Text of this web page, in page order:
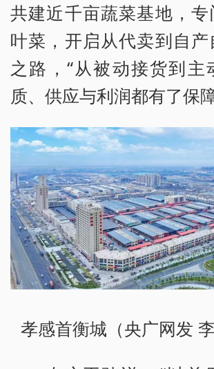
共建近千亩蔬菜基地，
叶菜，开启从代卖到自
之路，“从被动接货到主
质、供应与利润都有了保
孝感首衡城（央广网发 李